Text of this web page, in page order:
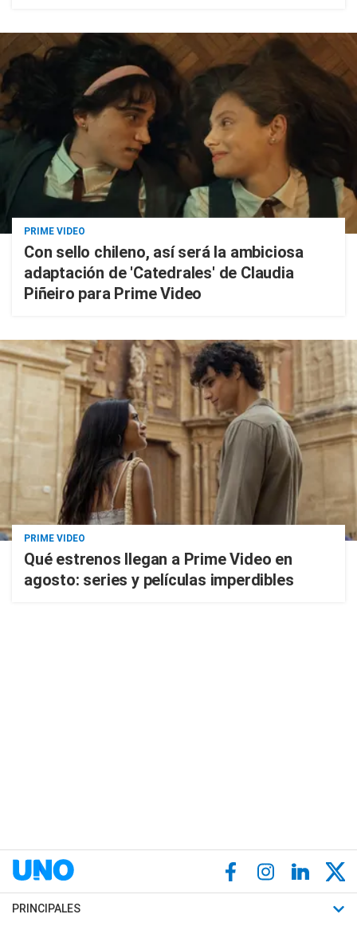
PRIME VIDEO
Con sello chileno, así será la ambiciosa
adaptación de 'Catedrales' de Claudia
Piñeiro para Prime Video
PRIME VIDEO
Qué estrenos llegan a Prime Video en
agosto: series y películas imperdibles
PRINCIPALES